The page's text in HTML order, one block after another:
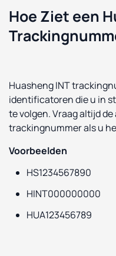
Hoe Ziet een
Huasheng INT
identificatoren die u in
te volgen. Vraag altijd
trackingnummer als u
Voorbeelden
HS1234567890
HINT000000000
HUA123456789